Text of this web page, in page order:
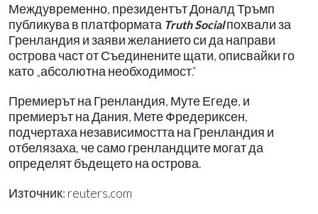
Междувременно, президентът Доналд Тръмп
публикува в платформата Truth Socialпохвали за
Гренландия и заяви желанието си да направи
острова част от Съединените щати, описвайки го
като „абсолютна необходимост.“
Премиерът на Гренландия, Муте Егеде, и
премиерът на Дания, Мете Фредериксен,
подчертаха независимостта на Гренландия и
отбелязаха, че само гренландците могат да
определят бъдещето на острова.
Източник: reuters.com